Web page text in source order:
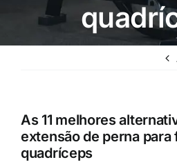
As 11 melhores
extensão de perna
quadríceps